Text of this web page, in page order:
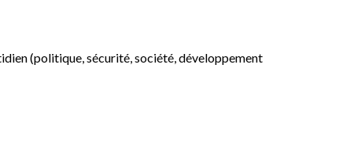
(politique, sécurité, société, développement